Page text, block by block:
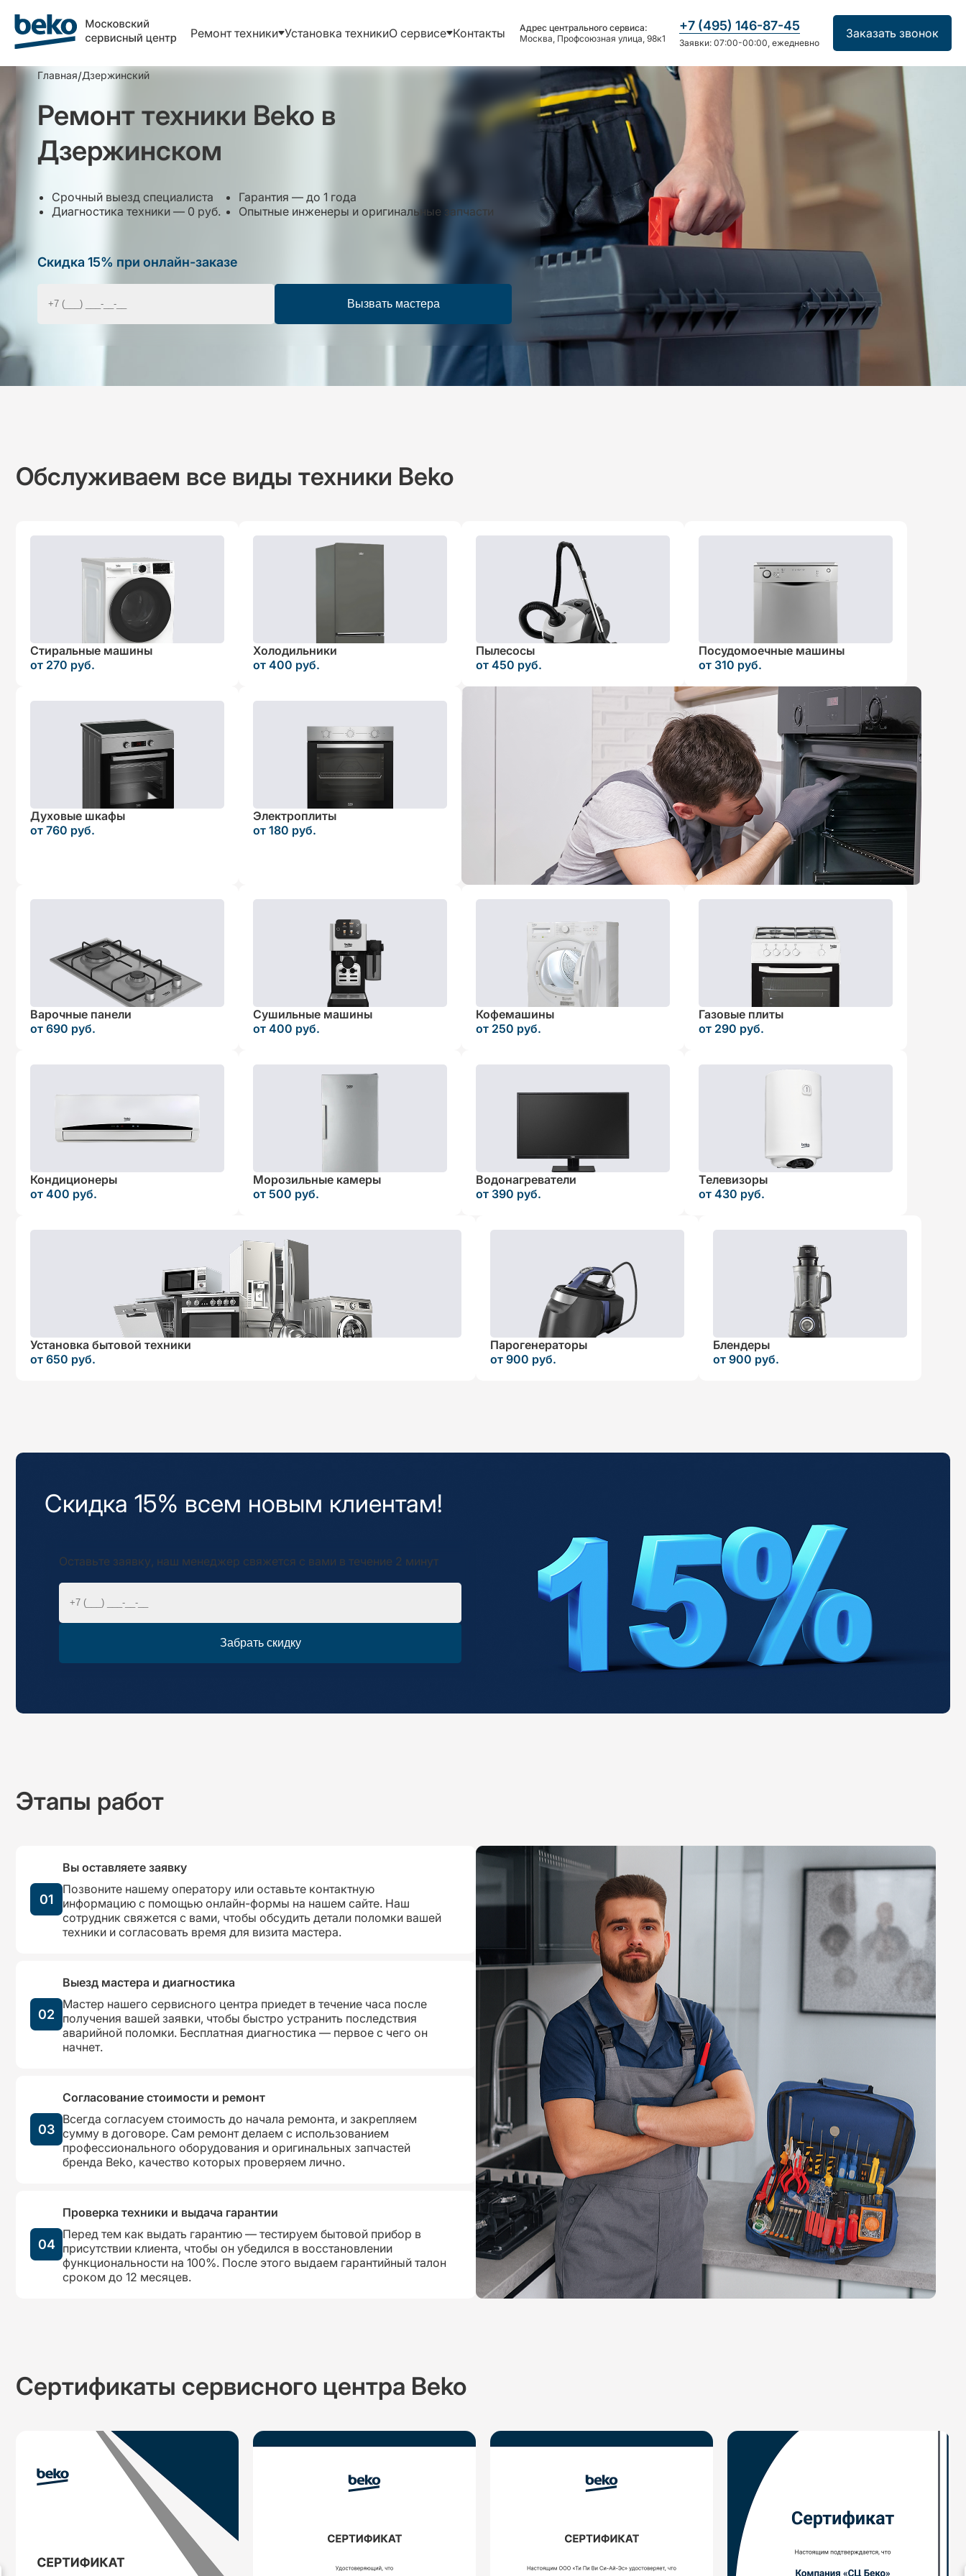
Ремонт техники Установка техникиО сервисе Контакты
Адрес центрального сервиса:
Москва, Профсоюзная улица, 98к1
+7 (495) 146-87-45
Заявки: 07:00-00:00, ежедневно
Заказать звонок
Главная/Дзержинский
Ремонт техники Beko в
Дзержинском
Срочный выезд специалиста
Гарантия — до 1 года
Диагностика техники — 0 руб.
Опытные инженеры и оригинальные запчасти
Скидка 15% при онлайн-заказе
Вызвать мастера
Обслуживаем все виды техники Beko
Стиральные машины
от 270 руб.
Холодильники
от 400 руб.
Пылесосы
от 450 руб.
Посудомоечные машины
от 310 руб.
Духовые шкафы
от 760 руб.
Электроплиты
от 180 руб.
Варочные панели
от 690 руб.
Сушильные машины
от 400 руб.
Кофемашины
от 250 руб.
Газовые плиты
от 290 руб.
Кондиционеры
от 400 руб.
Морозильные камеры
от 500 руб.
Водонагреватели
от 390 руб.
Телевизоры
от 430 руб.
Установка бытовой техники
от 650 руб.
Парогенераторы
от 900 руб.
Блендеры
от 900 руб.
Скидка 15% всем новым клиентам!
Оставьте заявку, наш менеджер свяжется с вами в течение 2 минут
Забрать скидку
Этапы работ
01
Вы оставляете заявку
Позвоните нашему оператору или оставьте контактную
информацию с помощью онлайн-формы на нашем сайте. Наш
сотрудник свяжется с вами, чтобы обсудить детали поломки вашей
техники и согласовать время для визита мастера.
02
Выезд мастера и диагностика
Мастер нашего сервисного центра приедет в течение часа после
получения вашей заявки, чтобы быстро устранить последствия
аварийной поломки. Бесплатная диагностика — первое с чего он
начнет.
03
Согласование стоимости и ремонт
Всегда согласуем стоимость до начала ремонта, и закрепляем
сумму в договоре. Сам ремонт делаем с использованием
профессионального оборудования и оригинальных запчастей
бренда Beko, качество которых проверяем лично.
04
Проверка техники и выдача гарантии
Перед тем как выдать гарантию — тестируем бытовой прибор в
присутствии клиента, чтобы он убедился в восстановлении
функциональности на 100%. После этого выдаем гарантийный талон
сроком до 12 месяцев.
Сертификаты сервисного центра Beko